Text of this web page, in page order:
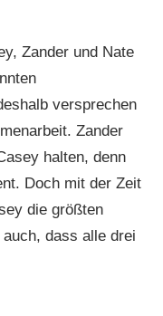
Zander und Nate
versprechen
Zander
halten, denn
Doch mit der Zeit
die größten
dass alle drei